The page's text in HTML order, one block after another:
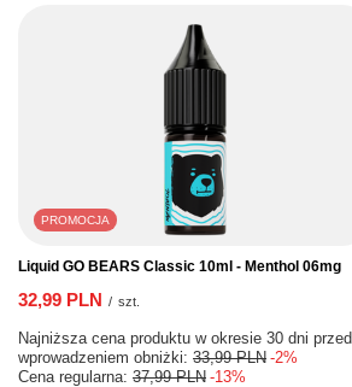
PROMOCJA
Liquid GO BEARS Classic 10ml - Menthol 06mg
32,99 PLN / szt.
Najniższa cena produktu w okresie 30 dni przed
wprowadzeniem obniżki: 33,99 PLN -2%
Cena regularna: 37,99 PLN -13%